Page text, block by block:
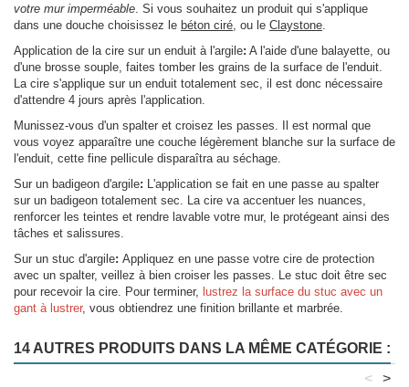
votre mur imperméable . Si vous souhaitez un produit qui s'applique
dans une douche choisissez le béton ciré , ou le Claystone
Application de la cire sur un enduit à l'argile: A l'aide d'une balayette, ou
d'une brosse souple, faites tomber les grains de la surface de l'enduit.
La cire s'applique sur un enduit totalement sec, il est donc nécessaire
d'attendre 4 jours après l'application.
Munissez-vous d'un spalter et croisez les passes. Il est normal que
vous voyez apparaître une couche légèrement blanche sur la surface de
l'enduit, cette fine pellicule disparaîtra au séchage.
Sur un badigeon d'argile: L'application se fait en une passe au spalter
sur un badigeon totalement sec. La cire va accentuer les nuances,
renforcer les teintes et rendre lavable votre mur, le protégeant ainsi des
tâches et salissures.
Sur un stuc d'argile: Appliquez en une passe votre cire de protection
avec un spalter, veillez à bien croiser les passes. Le stuc doit être sec
pour recevoir la cire. Pour terminer, lustrez la surface du stuc avec un
gant à lustrer, vous obtiendrez une finition brillante et marbrée.
14 AUTRES PRODUITS DANS LA MÊME CATÉGORIE :
>
<